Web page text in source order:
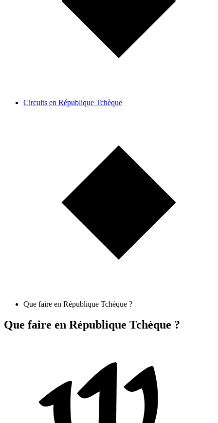
Circuits en République Tchèque
Que faire en République Tchèque ?
Que faire en République Tchèque ?